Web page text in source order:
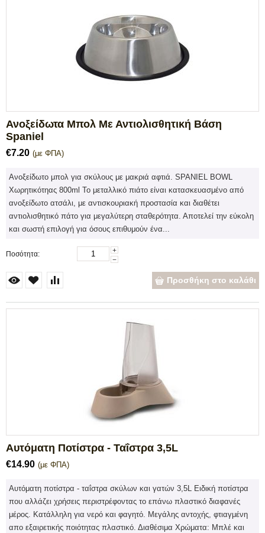
Ανοξείδωτα Μπολ Με Αντιολισθητική Βάση
Spaniel
€7.20 (με ΦΠΑ)
Ανοξείδωτο μπoλ για σκύλους με μακριά αφτιά. SPANIEL BOWL
Χωρητικότηας 800ml Το μεταλλικό πιάτο είναι κατασκευασμένο από
ανοξείδωτο ατσάλι, με αντισκουριακή προστασία και διαθέτει
αντιολισθητικό πάτο για μεγαλύτερη σταθερότητα. Αποτελεί την εύκολη
και σωστή επιλογή για όσους επιθυμούν ένα...
Ποσότητα:
+
−
Προσθήκη στο καλάθι
Αυτόματη Ποτίστρα - Ταΐστρα 3,5L
€14.90 (με ΦΠΑ)
Αυτόματη ποτίστρα - ταΐστρα σκύλων και γατών 3,5L Ειδική ποτίστρα
που αλλάζει χρήσεις περιστρέφοντας το επάνω πλαστικό διαφανές
μέρος. Κατάλληλη για νερό και φαγητό. Μεγάλης αντοχής, φτιαγμένη
απο εξαιρετικής ποιότητας πλαστικό. Διαθέσιμα Χρώματα: Μπλέ και